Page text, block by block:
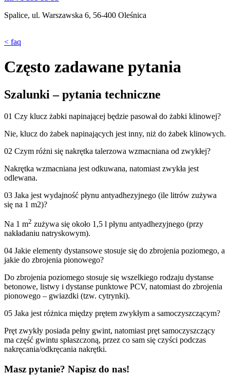
Spalice, ul. Warszawska 6, 56-400 Oleśnica
< faq
Często zadawane pytania
Szalunki – pytania techniczne
01 Czy klucz żabki napinającej będzie pasował do żabki klinowej?
Nie, klucz do żabek napinających jest inny, niż do żabek klinowych.
02 Czym różni się nakrętka talerzowa wzmacniana od zwykłej?
Nakrętka wzmacniana jest odkuwana, natomiast zwykła jest
odlewana.
03 Jaka jest wydajność płynu antyadhezyjnego (ile litrów zużywa
się na 1 m2)?
Na 1 m2 zużywa się około 1,5 l płynu antyadhezyjnego (przy
nakładaniu natryskowym).
04 Jakie elementy dystansowe stosuje się do zbrojenia poziomego, a
jakie do zbrojenia pionowego?
Do zbrojenia poziomego stosuje się wszelkiego rodzaju dystanse
betonowe, listwy i dystanse punktowe PCV, natomiast do zbrojenia
pionowego – gwiazdki (tzw. cytrynki).
05 Jaka jest różnica między prętem zwykłym a samoczyszczącym?
Pręt zwykły posiada pełny gwint, natomiast pręt samoczyszczący
ma część gwintu spłaszczoną, przez co sam się czyści podczas
nakręcania/odkręcania nakrętki.
Masz pytanie? Napisz do nas!